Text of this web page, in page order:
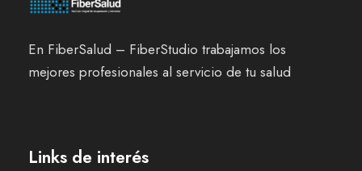
En FiberSalud – FiberStudio trabajamos los
mejores profesionales al servicio de tu salud
Links de interés